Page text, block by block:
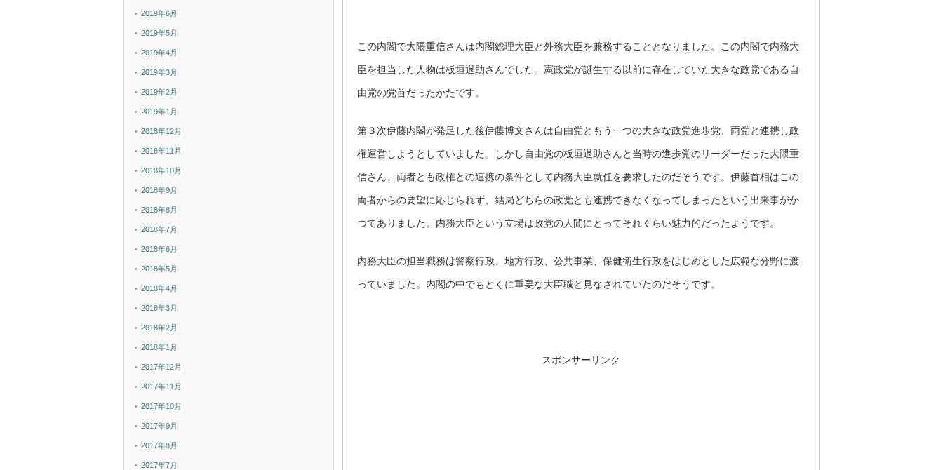
この内閣で大隈重信さんは内閣総理大臣と外務大臣を兼務することとなりました。この内閣で内務大
臣を担当した人物は板垣退助さんでした。憲政党が誕生する以前に存在していた大きな政党である自
由党の党首だったかたです。
第３次伊藤内閣が発足した後伊藤博文さんは自由党ともう一つの大きな政党進歩党、両党と連携し政
権運営しようとしていました。しかし自由党の板垣退助さんと当時の進歩党のリーダーだった大隈重
信さん、両者とも政権との連携の条件として内務大臣就任を要求したのだそうです。伊藤首相はこの
両者からの要望に応じられず、結局どちらの政党とも連携できなくなってしまったという出来事がか
つてありました。内務大臣という立場は政党の人間にとってそれくらい魅力的だったようです。
内務大臣の担当職務は警察行政、地方行政、公共事業、保健衛生行政をはじめとした広範な分野に渡
っていました。内閣の中でもとくに重要な大臣職と見なされていたのだそうです。
スポンサーリンク
2019年6月
2019年5月
2019年4月
2019年3月
2019年2月
2019年1月
2018年12月
2018年11月
2018年10月
2018年9月
2018年8月
2018年7月
2018年6月
2018年5月
2018年4月
2018年3月
2018年2月
2018年1月
2017年12月
2017年11月
2017年10月
2017年9月
2017年8月
2017年7月